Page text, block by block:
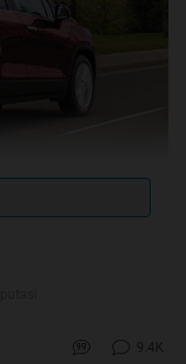
LT
rear brakes
9.4K